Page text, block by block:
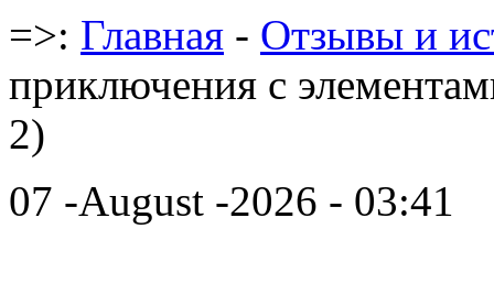
=>: Главная - Отзывы и
приключения с
2)
07 -August -2026 - 03:41